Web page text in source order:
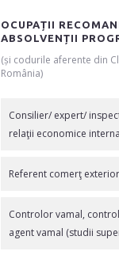
OCUPAȚII
ABSOLVENȚII
(și codurile aferente din
România)
Consilier/ expert/
relaţii economice
Referent comerţ
Controlor vamal,
agent vamal (studii